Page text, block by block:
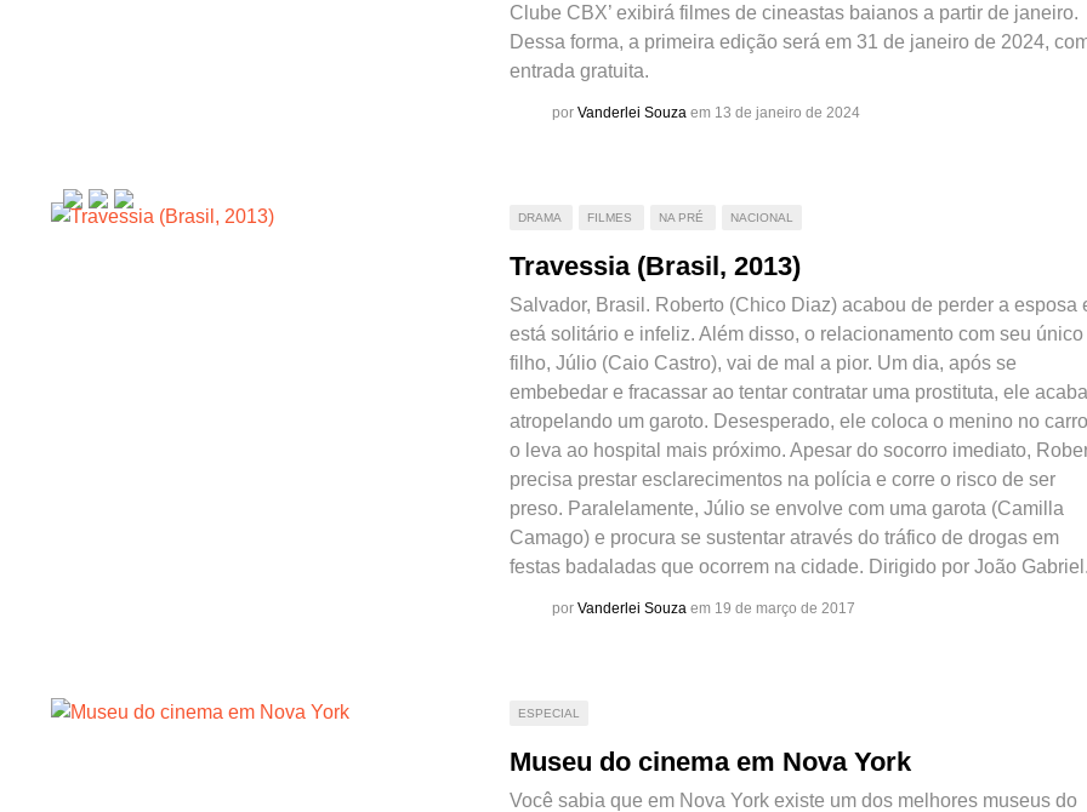
Clube CBX’ exibirá filmes de cineastas baianos a partir de janeiro.
Dessa forma, a primeira edição será em 31 de janeiro de 2024,
entrada gratuita.
por Vanderlei Souza em 13 de janeiro de 2024
DRAMA FILMES NA PRÉ NACIONAL
Travessia (Brasil, 2013)
Salvador, Brasil. Roberto (Chico Diaz) acabou de perder a esposa
está solitário e infeliz. Além disso, o relacionamento com seu único
filho, Júlio (Caio Castro), vai de mal a pior. Um dia, após se
embebedar e fracassar ao tentar contratar uma prostituta, ele acaba
atropelando um garoto. Desesperado, ele coloca o menino no
o leva ao hospital mais próximo. Apesar do socorro imediato,
precisa prestar esclarecimentos na polícia e corre o risco de ser
preso. Paralelamente, Júlio se envolve com uma garota (Camilla
Camago) e procura se sustentar através do tráfico de drogas em
festas badaladas que ocorrem na cidade. Dirigido por João
por Vanderlei Souza em 19 de março de 2017
ESPECIAL
Museu do cinema em Nova York
Você sabia que em Nova York existe um dos melhores museus do